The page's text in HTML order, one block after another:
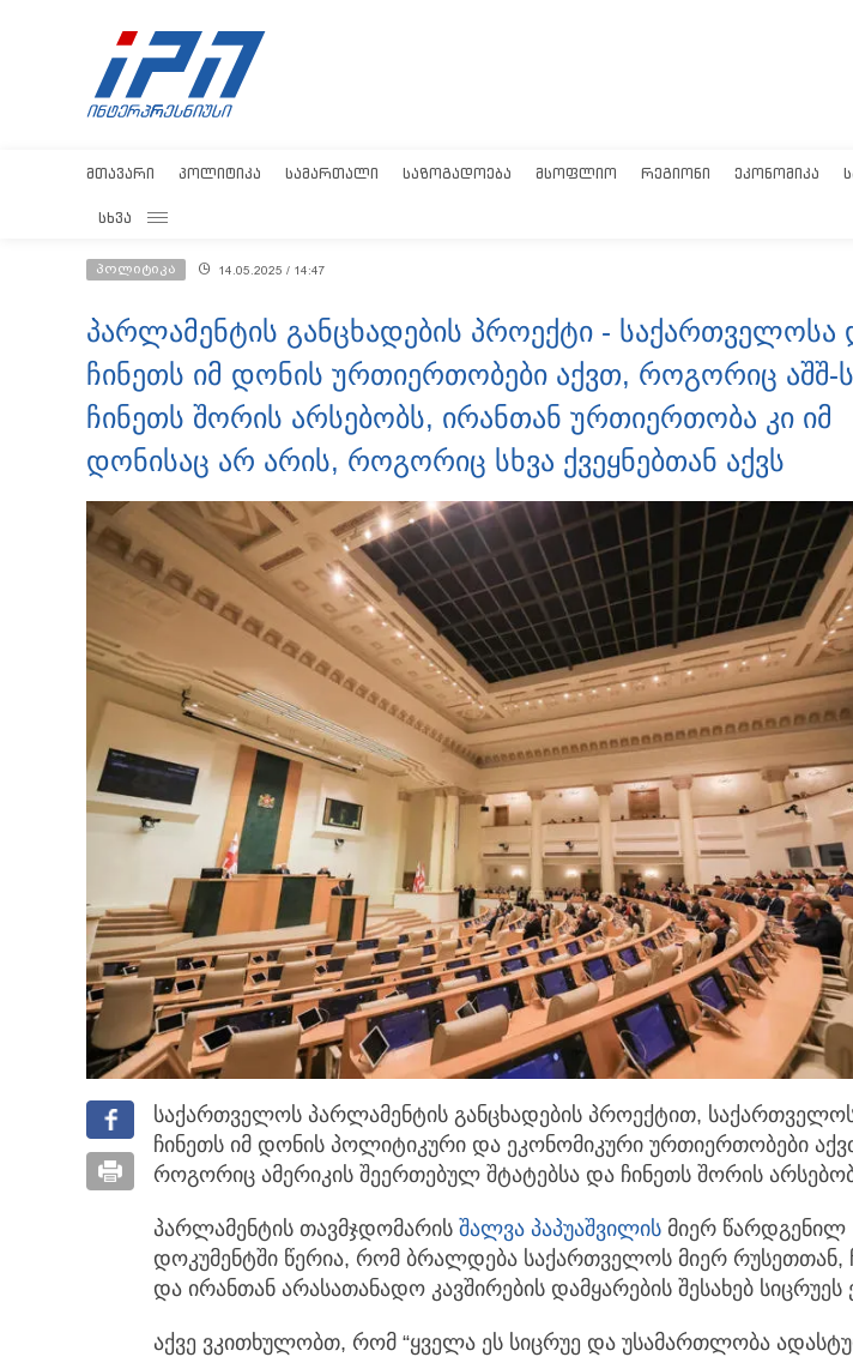
ᲛᲗᲐᲕᲐᲠᲘ ᲞᲝᲚᲘᲢᲘᲙᲐ ᲡᲐᲛᲐᲠᲗᲐᲚᲘ ᲡᲐᲖᲝᲒᲐᲓᲝᲔᲑᲐ ᲛᲡᲝᲤᲚᲘᲝ ᲠᲔᲒᲘᲝᲜᲘ ᲔᲙᲝᲜᲝᲛᲘᲙᲐ
ᲡᲮᲕᲐ
პოლიტიკა 14.05.2025 / 14:47
პარლამენტის განცხადების პროექტი - საქართველოსა
ჩინეთს იმ დონის ურთიერთობები აქვთ, როგორიც აშშ-
ჩინეთს შორის არსებობს, ირანთან ურთიერთობა კი იმ
დონისაც არ არის, როგორიც სხვა ქვეყნებთან აქვს
საქართველოს პარლამენტის განცხადების პროექტით,
ჩინეთს იმ დონის პოლიტიკური და ეკონომიკური ურთიერთობები
როგორიც ამერიკის შეერთებულ შტატებსა და ჩინეთს შორის
პარლამენტის თავმჯდომარის შალვა პაპუაშვილის მიერ წარდგენილ
დოკუმენტში წერია, რომ ბრალდება საქართველოს მიერ რუსეთთან,
და ირანთან არასათანადო კავშირების დამყარების შესახებ სიცრუეს
აქვე ვკითხულობთ, რომ “ყველა ეს სიცრუე და უსამართლობა